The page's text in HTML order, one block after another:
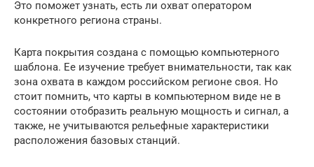
Это поможет узнать, есть ли охват оператором
конкретного региона страны.
Карта покрытия создана с помощью компьютерного
шаблона. Ее изучение требует внимательности, так как
зона охвата в каждом российском регионе своя. Но
стоит помнить, что карты в компьютерном виде не в
состоянии отобразить реальную мощность и сигнал, а
также, не учитываются рельефные характеристики
расположения базовых станций.